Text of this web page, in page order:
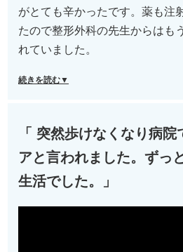
がとても辛かったです。薬も注
たので整形外科の先生からはも
れていました。
続きを読む▼
「 突然歩けなくなり病
アと言われました。ずっ
生活でした。」